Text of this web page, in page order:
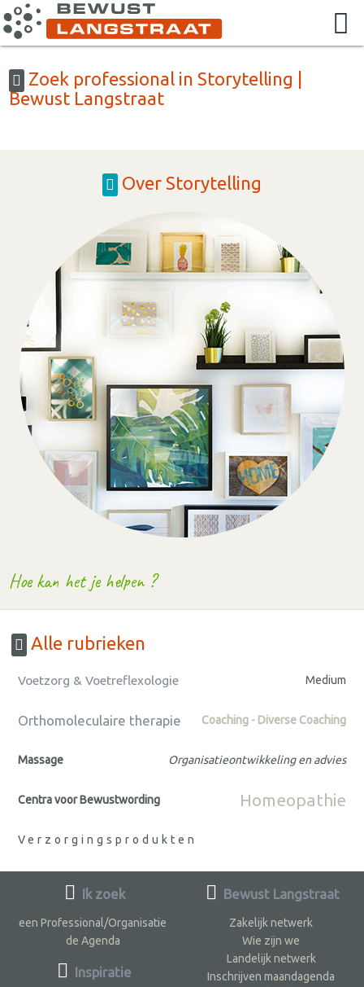
Zoek professional in Storytelling |
Bewust Langstraat
Over Storytelling
Hoe kan het je helpen ?
Alle rubrieken
Voetzorg & Voetreflexologie Medium
Orthomoleculaire therapie Coaching - Diverse Coaching
Massage Organisatieontwikkeling en advies
Centra voor Bewustwording Homeopathie
Verzorgingsprodukten
Ik zoek
een Professional/Organisatie
de Agenda
Inspiratie
Bewust Langstraat
Zakelijk netwerk
Wie zijn we
Landelijk netwerk
Inschrijven maandagenda